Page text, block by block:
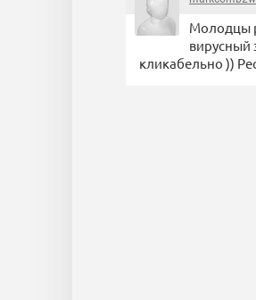
Молодцы
вирусный
кликабельно ))